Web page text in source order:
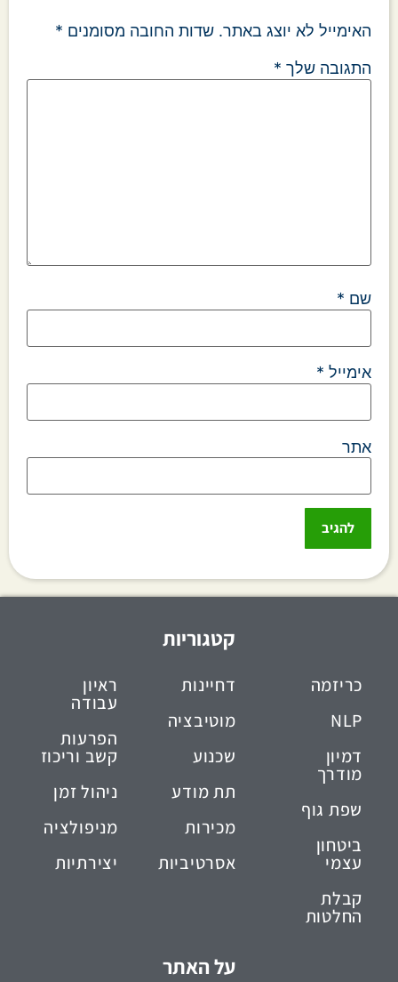
האימייל לא יוצג באתר. שדות החובה מסומנים *
התגובה שלך *
שם *
אימייל *
אתר
קטגוריות
כריזמה
NLP
דמיון
מודרך
שפת גוף
ביטחון
עצמי
קבלת
החלטות
דחיינות
מוטיבציה
שכנוע
תת מודע
מכירות
אסרטיביות
ראיון
עבודה
הפרעות
קשב וריכוז
ניהול זמן
מניפולציה
יצירתיות
על האתר